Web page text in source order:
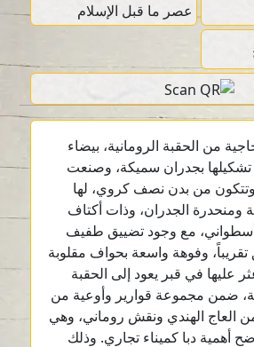
عصر ما قبل الإسلام
من الحقبة الرومانية، بيضاء
بجدران سميكة، وصنعت
من بدن نصف كروي، لها
ومنحدرة الجدران، وذات أكتاف
مع وجود تضييق طفيف
وفوهة واسعة بحواف مقلوبة
عليها في قبر يعود إلى الحقبة
ضمن مجموعة قوارير وأوعية من
العاج الهندي ونقش روماني، وهي
أهمية دبا كميناء تجاري. وذلك